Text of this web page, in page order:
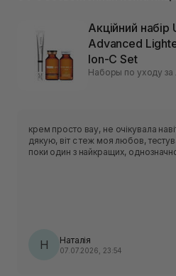
Акційний набір
Advanced
Ion-C Set
Наборы по уходу за
крем просто вау, не очікувала
дякую, віт с теж моя любов,
поки один з найкращих,
Н Наталія
07.07.2026, 23:54